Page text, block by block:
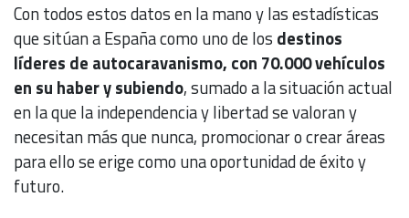
Con todos estos datos en la mano y las estadísticas
que sitúan a España como uno de los destinos
líderes de autocaravanismo, con 70.000 vehículos
en su haber y subiendo, sumado a la situación actual
en la que la independencia y libertad se valoran y
necesitan más que nunca, promocionar o crear áreas
para ello se erige como una oportunidad de éxito y
futuro.